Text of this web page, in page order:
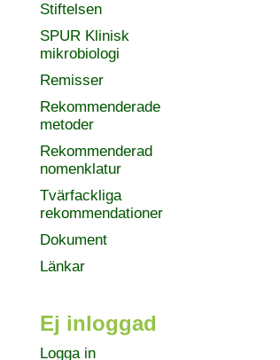
Stiftelsen
SPUR Klinisk
mikrobiologi
Remisser
Rekommenderade
metoder
Rekommenderad
nomenklatur
Tvärfackliga
rekommendationer
Dokument
Länkar
Ej inloggad
Logga in